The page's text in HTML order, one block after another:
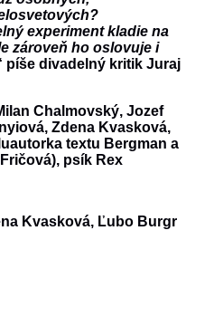
experiment kladie na
zároveň ho oslovuje i
píše divadelný kritik Juraj
Chalmovský, Jozef
Zdena Kvasková,
textu Bergman a
psík Rex
Kvasková, Ľubo Burgr